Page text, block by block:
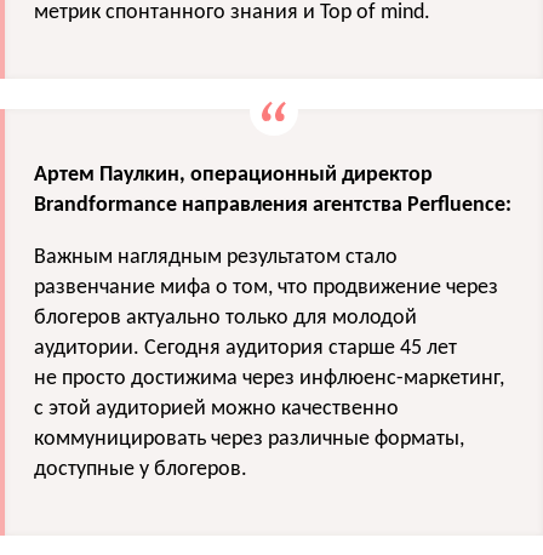
метрик спонтанного знания и Top of mind.
Артем Паулкин, операционный директор
Brandformance направления агентства Perfluence:
Важным наглядным результатом стало
развенчание мифа о том, что продвижение через
блогеров актуально только для молодой
аудитории. Сегодня аудитория старше 45 лет
не просто достижима через инфлюенс-маркетинг,
с этой аудиторией можно качественно
коммуницировать через различные форматы,
доступные у блогеров.